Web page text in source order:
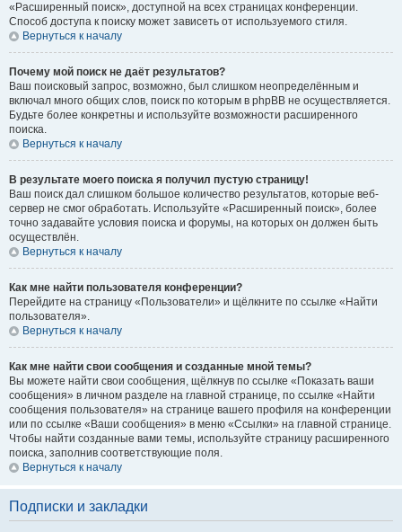
«Расширенный поиск», доступной на всех страницах конференции.
Способ доступа к поиску может зависеть от используемого стиля.
Вернуться к началу
Почему мой поиск не даёт результатов?
Ваш поисковый запрос, возможно, был слишком неопределённым и
включал много общих слов, поиск по которым в phpBB не осуществляется.
Будьте более конкретны и используйте возможности расширенного
поиска.
Вернуться к началу
В результате моего поиска я получил пустую страницу!
Ваш поиск дал слишком большое количество результатов, которые веб-
сервер не смог обработать. Используйте «Расширенный поиск», более
точно задавайте условия поиска и форумы, на которых он должен быть
осуществлён.
Вернуться к началу
Как мне найти пользователя конференции?
Перейдите на страницу «Пользователи» и щёлкните по ссылке «Найти
пользователя».
Вернуться к началу
Как мне найти свои сообщения и созданные мной темы?
Вы можете найти свои сообщения, щёлкнув по ссылке «Показать ваши
сообщения» в личном разделе на главной странице, по ссылке «Найти
сообщения пользователя» на странице вашего профиля на конференции
или по ссылке «Ваши сообщения» в меню «Ссылки» на главной странице.
Чтобы найти созданные вами темы, используйте страницу расширенного
поиска, заполнив соответствующие поля.
Вернуться к началу
Подписки и закладки